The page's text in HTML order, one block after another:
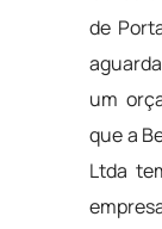
de
um
que a
Ltda